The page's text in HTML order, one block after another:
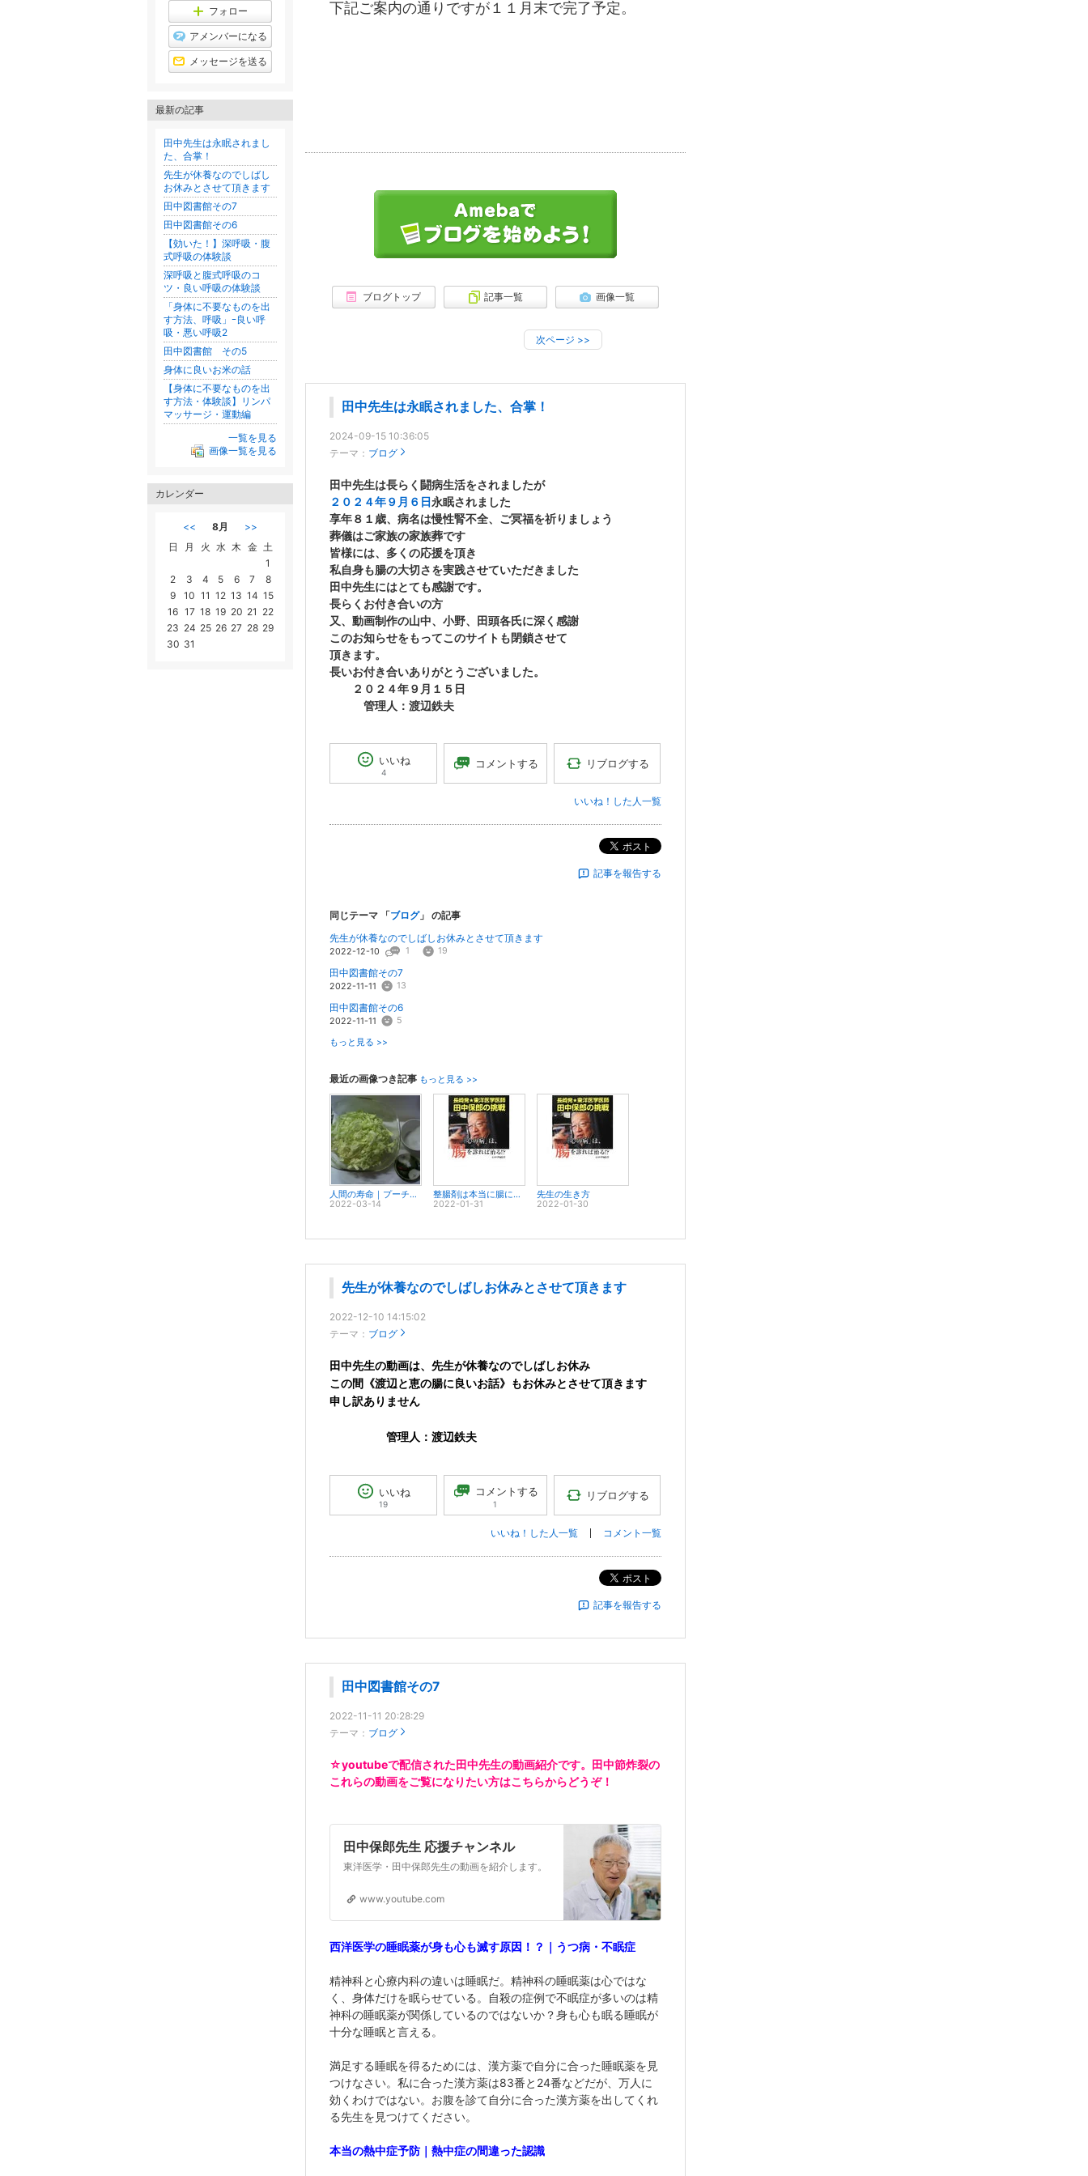
下記ご案内の通りですが１１月末で完了予定。
ブログトップ 記事一覧 画像一覧
次ページ >>
田中先生は永眠されました、合掌！
2024-09-15 10:36:05
テーマ： ブログ
田中先生は長らく闘病生活をされましたが
２０２４年９月６日永眠されました
享年８１歳、病名は慢性腎不全、ご冥福を祈りましょう
葬儀はご家族の家族葬です
皆様には、多くの応援を頂き
私自身も腸の大切さを実践させていただきました
田中先生にはとても感謝です。
長らくお付き合いの方
又、動画制作の山中、小野、田頭各氏に深く感謝
このお知らせをもってこのサイトも閉鎖させて
頂きます。
長いお付き合いありがとうございました。
２０２４年９月１５日
管理人：渡辺鉄夫
いいね
4
コメントする リブログする
いいね！した人一覧
ポスト
記事を報告する
同じテーマ 「ブログ」 の記事
先生が休養なのでしばしお休みとさせて頂きます
2022-12-10 1 19
田中図書館その7
2022-11-11 13
田中図書館その6
2022-11-11 5
もっと見る >>
最近の画像つき記事 もっと見る >>
人間の寿命｜プーチンさんと織田信長の共通点！？｜醍醐の有限性
2022-03-14
整腸剤は本当に腸にいいものですか？
2022-01-31
先生の生き方
2022-01-30
先生が休養なのでしばしお休みとさせて頂きます
2022-12-10 14:15:02
テーマ： ブログ
田中先生の動画は、先生が休養なのでしばしお休み
この間《渡辺と恵の腸に良いお話》もお休みとさせて頂きます
申し訳ありません
管理人：渡辺鉄夫
いいね
19
コメントする
1
リブログする
いいね！した人一覧 コメント一覧
ポスト
記事を報告する
田中図書館その7
2022-11-11 20:28:29
テーマ： ブログ
☆youtubeで配信された田中先生の動画紹介です。田中節炸裂の
これらの動画をご覧になりたい方はこちらからどうぞ！
田中保郎先生 応援チャンネル
東洋医学・田中保郎先生の動画を紹介します。
www.youtube.com
西洋医学の睡眠薬が身も心も滅す原因！？｜うつ病・不眠症
精神科と心療内科の違いは睡眠だ。精神科の睡眠薬は心ではな
く、身体だけを眠らせている。自殺の症例で不眠症が多いのは精
神科の睡眠薬が関係しているのではないか？身も心も眠る睡眠が
十分な睡眠と言える。
満足する睡眠を得るためには、漢方薬で自分に合った睡眠薬を見
つけなさい。私に合った漢方薬は83番と24番などだが、万人に
効くわけではない。お腹を診て自分に合った漢方薬を出してくれ
る先生を見つけてください。
本当の熱中症予防｜熱中症の間違った認識
フォロー
アメンバーになる
メッセージを送る
最新の記事
田中先生は永眠されまし
た、合掌！
先生が休養なのでしばし
お休みとさせて頂きます
田中図書館その7
田中図書館その6
【効いた！】深呼吸・腹
式呼吸の体験談
深呼吸と腹式呼吸のコ
ツ・良い呼吸の体験談
「身体に不要なものを出
す方法、呼吸」ｰ良い呼
吸・悪い呼吸2
田中図書館 その5
身体に良いお米の話
【身体に不要なものを出
す方法・体験談】リンパ
マッサージ・運動編
一覧を見る
画像一覧を見る
カレンダー
<< 8月
>>
日
月 火 水 木 金 土
1
2
3 4 5 6 7
8
9
10 11 12 13 14 15
16 17 18 19 20 21 22
23 24 25 26 27 28 29
30 31